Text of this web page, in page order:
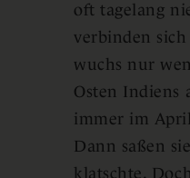
oft tagelang
verbinden
wuchs nur
Osten Indiens
immer im April
Dann saßen
klatschte.